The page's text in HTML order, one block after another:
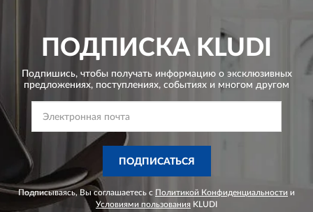
ПОДПИСКА KLUDI
Подпишись, чтобы получать информацию о эксклюзивных
предложениях, поступлениях, событиях и многом другом
ПОДПИСАТЬСЯ
Подписываясь, Вы соглашаетесь с Политикой Конфиденциальности и
Условиями пользования KLUDI